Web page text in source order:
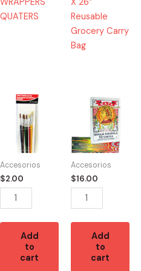
QUATERS
Reusable
Grocery Carry
Bag
Accesorios
$2.00
49674
10529
6
PC
ARTIST
PAINTBRUSH
quantity
Add
to
cart
Accesorios
$16.00
13330
Baraja
Española
Maya
50
Cartas
quantity
Add
to
cart